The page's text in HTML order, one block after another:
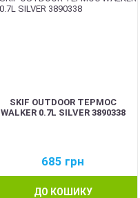
SKIF OUTDOOR ТЕРМОС
WALKER 0.7L SILVER 3890338
685 грн
ДО КОШИКУ